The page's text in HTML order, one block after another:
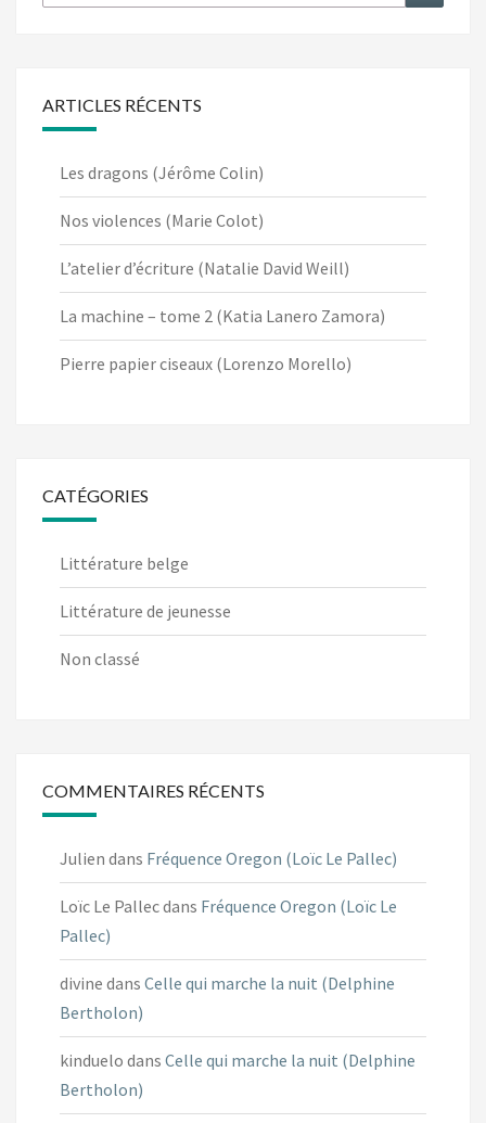
ARTICLES RÉCENTS
Les dragons (Jérôme Colin)
Nos violences (Marie Colot)
L’atelier d’écriture (Natalie David Weill)
La machine – tome 2 (Katia Lanero Zamora)
Pierre papier ciseaux (Lorenzo Morello)
CATÉGORIES
Littérature belge
Littérature de jeunesse
Non classé
COMMENTAIRES RÉCENTS
Julien dans Fréquence Oregon (Loïc Le Pallec)
Loïc Le Pallecdans Fréquence Oregon (Loïc Le
Pallec)
divine dans Celle qui marche la nuit (Delphine
Bertholon)
kinduelo dans Celle qui marche la nuit (Delphine
Bertholon)